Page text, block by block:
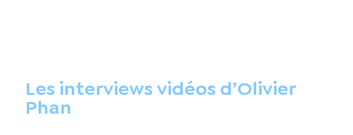
Les interviews vidéos d’Olivier
Phan